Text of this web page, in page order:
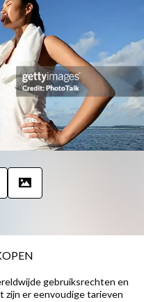
gebruiksrechten en
zijn er eenvoudige tarieven